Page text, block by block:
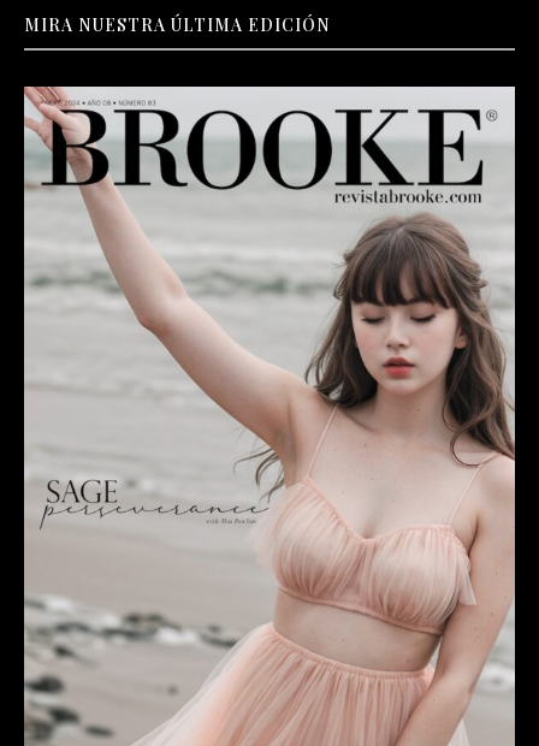
MIRA NUESTRA ÚLTIMA EDICIÓN